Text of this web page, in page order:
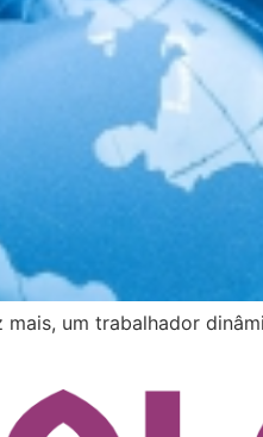
mais, um trabalhador